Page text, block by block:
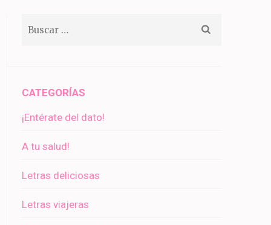
CATEGORÍAS
¡Entérate del dato!
A tu salud!
Letras deliciosas
Letras viajeras